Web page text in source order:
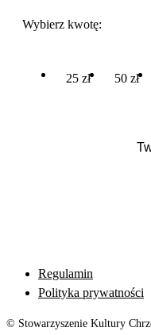
Wybierz kwotę:
25 zł 50 zł
Regulamin
Polityka prywatności
© Stowarzyszenie Kultury